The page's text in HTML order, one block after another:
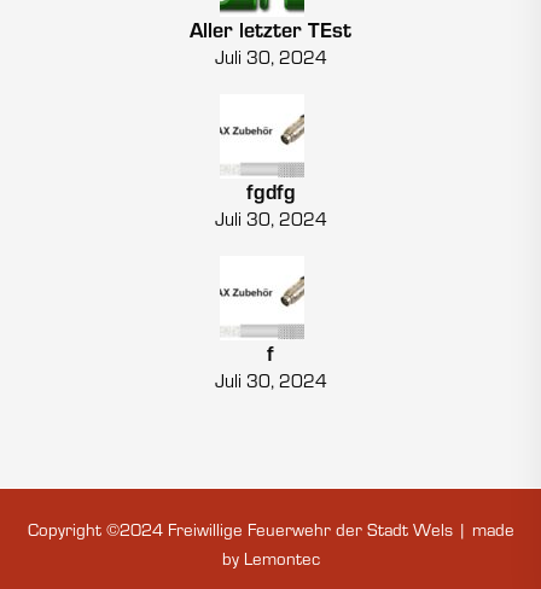
Aller letzter TEst
Juli 30, 2024
fgdfg
Juli 30, 2024
f
Juli 30, 2024
Copyright ©2024 Freiwillige Feuerwehr der Stadt Wels | made
by Lemontec